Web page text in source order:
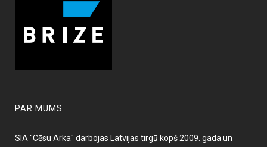
PAR MUMS
SIA "Cēsu Arka" darbojas Latvijas tirgū kopš 2009. gada un